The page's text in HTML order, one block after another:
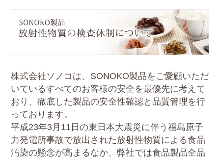
株式会社ソノコは、SONOKO製品をご愛顧いただ
いているすべてのお客様の安全を最優先に考えて
おり、徹底した製品の安全性確認と品質管理を行
っております。
平成23年3月11日の東日本大震災に伴う福島原子
力発電所事故で放出された放射性物質による食品
汚染の懸念が高まるなか、弊社では食品製品全品